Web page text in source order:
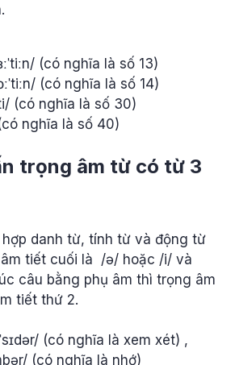
(có nghĩa là số 13)
(có nghĩa là số 14)
(có nghĩa là số 30)
nghĩa là số 40)
trọng âm từ có từ 3
danh từ, tính từ và động từ
tiết cuối là /ə/ hoặc /i/ và
câu bằng phụ âm thì trọng âm
tiết thứ 2.
(có nghĩa là xem xét) ,
(có nghĩa là nhớ)